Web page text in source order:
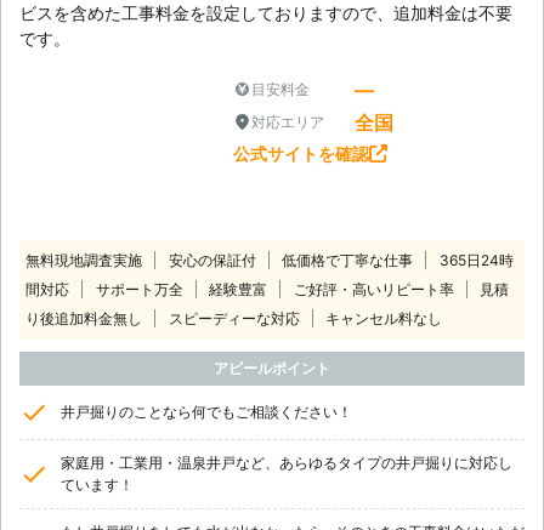
ビスを含めた工事料金を設定しておりますので、追加料金は不要
です。
目安料金 ―
対応エリア 全国
公式サイトを確認
無料現地調査実施 安心の保証付 低価格で丁寧な仕事
365日24時
間対応
サポート万全 経験豊富 ご好評・高いリピート率
見積
り後追加料金無し
スピーディーな対応 キャンセル料なし
アピールポイント
井戸掘りのことなら何でもご相談ください！
家庭用・工業用・温泉井戸など、あらゆるタイプの井戸掘りに対応し
ています！